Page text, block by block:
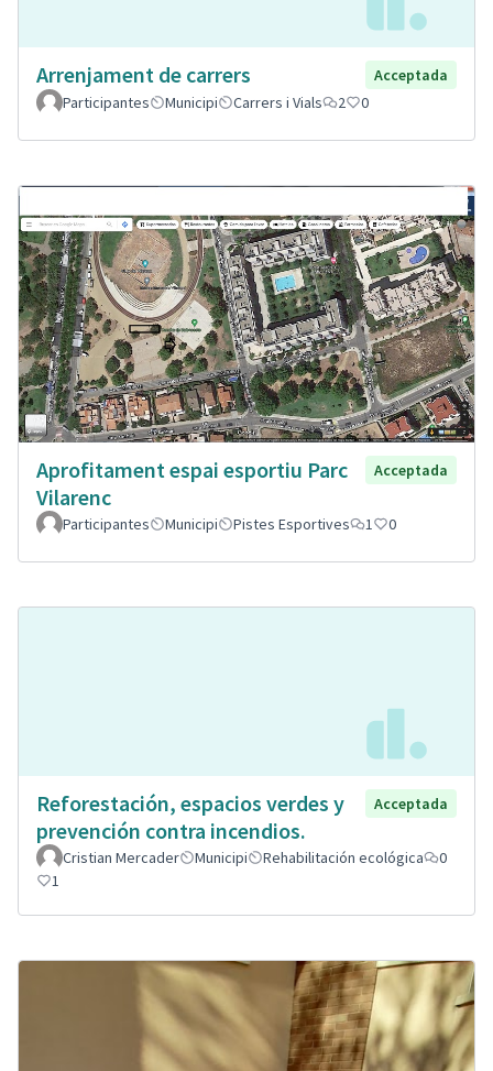
Arrenjament de carrers
Acceptada
Participantes
Municipi Carrers i Vials 2 0
Aprofitament espai esportiu Parc
Vilarenc
Acceptada
Participantes Municipi Pistes Esportives 1 0
Reforestación, espacios verdes y
prevención contra incendios.
Acceptada
Cristian Mercader Municipi Rehabilitación ecológica
0
1